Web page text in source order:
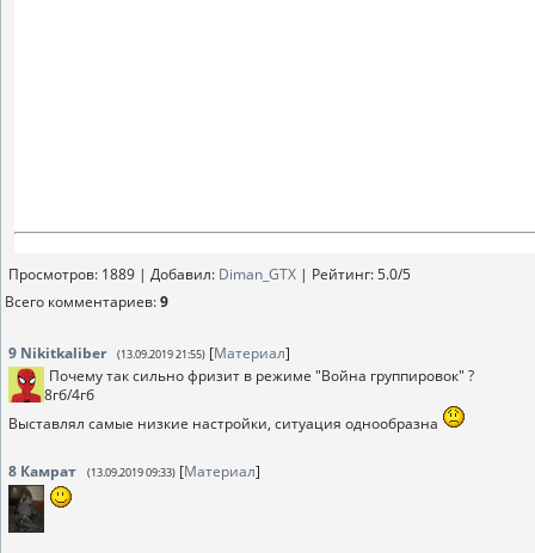
Просмотров: 1889 | Добавил: Diman_GTX | Рейтинг:5.0/5
Всего комментариев:9
9 Nikitkaliber (13.09.2019 21:55) [Материал]
Почему так сильно фризит в режиме "Война группировок" ?
8гб/4гб
Выставлял самые низкие настройки, ситуация однообразна
8 Камрат (13.09.2019 09:33) [Материал]